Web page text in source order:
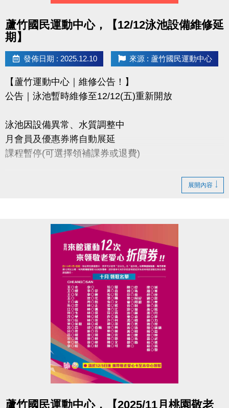
蘆竹國民運動中心，【12/12泳池設備維修延
期】
發佈日期 : 2025.12.10 來源 : 蘆竹國民運動中心
【蘆竹運動中心｜維修公告！】
公告｜泳池暫時維修至12/12(五)重新開放
泳池因設備異常、水質調整中
月會員及優惠券將自動展延
課程暫停(可選擇領補課券或退費)
官網 :
https://www.lzsports.com.tw/zh_TW/news/pageID/1/
FB : @桃園市蘆竹國民運動中心
IG : @luzhusports
展開內容
蘆竹國民運動中心，【2025/11月桃園敬老